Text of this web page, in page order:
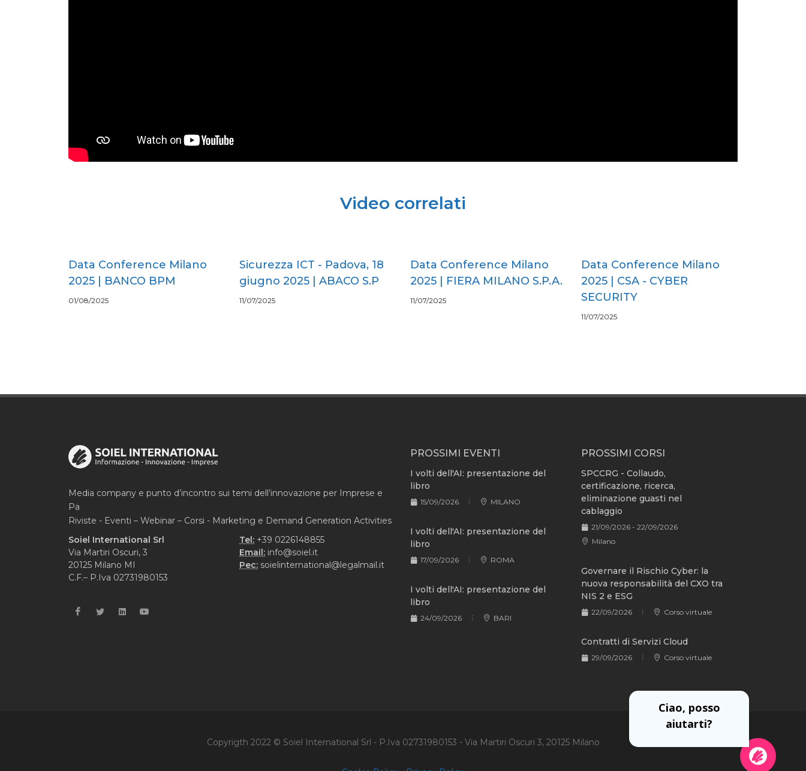
Video correlati
Data Conference Milano
2025 | BANCO BPM
01/08/2025
Sicurezza ICT - Padova, 18
giugno 2025 | ABACO S.P
11/07/2025
Data Conference Milano
2025 | FIERA MILANO S.P.A.
11/07/2025
Data Conference Milano
2025 | CSA - CYBER
SECURITY
11/07/2025
Media company e punto d’incontro sui temi dell’innovazione per Imprese e
Pa
Riviste - Eventi – Webinar – Corsi - Marketing e Demand Generation Activities
Soiel International Srl
Via Martiri Oscuri, 3
20125 Milano MI
C.F.– P.Iva 02731980153
Tel: +39 0226148855
Email: info@soiel.it
Pec: soielinternational@legalmail.it
PROSSIMI EVENTI
I volti dell'AI: presentazione del
libro
15/09/2026 MILANO
I volti dell'AI: presentazione del
libro
17/09/2026 ROMA
I volti dell'AI: presentazione del
libro
24/09/2026 BARI
PROSSIMI CORSI
SPCCRG - Collaudo,
certificazione, ricerca,
eliminazione guasti nel
cablaggio
21/09/2026 - 22/09/2026
Milano
Governare il Rischio Cyber: la
nuova responsabilità del CXO tra
NIS 2 e ESG
22/09/2026 Corso virtuale
Contratti di Servizi Cloud
29/09/2026 Corso virtuale
Copyrigth 2022 © Soiel International Srl - P.Iva 02731980153 - Via Martiri Oscuri 3, 20125 Milano
Ciao, posso
aiutarti?